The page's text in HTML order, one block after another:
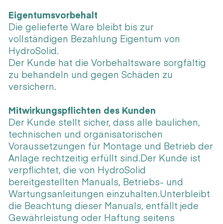
Eigentumsvorbehalt
Die gelieferte Ware bleibt bis zur
vollständigen Bezahlung Eigentum von
HydroSolid.
Der Kunde hat die Vorbehaltsware sorgfältig
zu behandeln und gegen Schäden zu
versichern.
Mitwirkungspflichten des Kunden
Der Kunde stellt sicher, dass alle baulichen,
technischen und organisatorischen
Voraussetzungen für Montage und Betrieb der
Anlage rechtzeitig erfüllt sind.Der Kunde ist
verpflichtet, die von HydroSolid
bereitgestellten Manuals, Betriebs- und
Wartungsanleitungen einzuhalten.Unterbleibt
die Beachtung dieser Manuals, entfällt jede
Gewährleistung oder Haftung seitens